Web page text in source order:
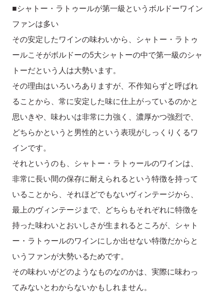
■シャトー・ラトゥールが第一級というボルドーワイン
ファンは多い
その安定したワインの味わいから、シャトー・ラトゥ
ールこそがボルドーの5大シャトーの中で第一級のシャ
トーだという人は大勢います。
その理由はいろいろありますが、不作知らずと呼ばれ
ることから、常に安定した味に仕上がっているのかと
思いきや、味わいは非常に力強く、濃厚かつ強烈で、
どちらかというと男性的という表現がしっくりくるワ
インです。
それというのも、シャトー・ラトゥールのワインは、
非常に長い間の保存に耐えられるという特徴を持って
いることから、それほどでもないヴィンテージから、
最上のヴィンテージまで、どちらもそれぞれに特徴を
持った味わいとおいしさが生まれるところが、シャト
ー・ラトゥールのワインにしか出せない特徴だからと
いうファンが大勢いるためです。
その味わいがどのようなものなのかは、実際に味わっ
てみないとわからないかもしれません。